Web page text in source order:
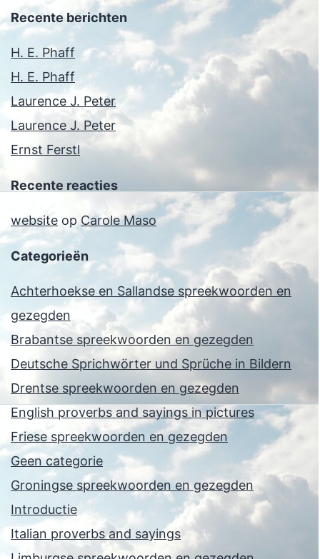
Recente berichten
H. E. Phaff
H. E. Phaff
Laurence J. Peter
Laurence J. Peter
Ernst Ferstl
Recente reacties
website opCarole Maso
Categorieën
Achterhoekse en Sallandse spreekwoorden en
gezegden
Brabantse spreekwoorden en gezegden
Deutsche Sprichwörter und Sprüche in Bildern
Drentse spreekwoorden en gezegden
English proverbs and sayings in pictures
Friese spreekwoorden en gezegden
Geen categorie
Groningse spreekwoorden en gezegden
Introductie
Italian proverbs and sayings